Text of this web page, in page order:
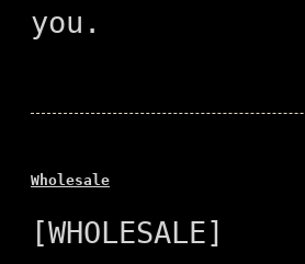
you.
Wholesale
[WHOLESALE]